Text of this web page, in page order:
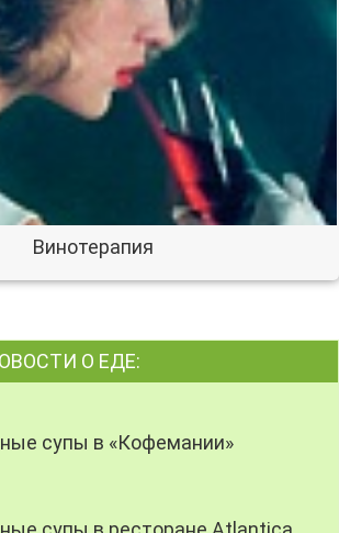
Винотерапия
О ЕДЕ:
супы в «Кофемании»